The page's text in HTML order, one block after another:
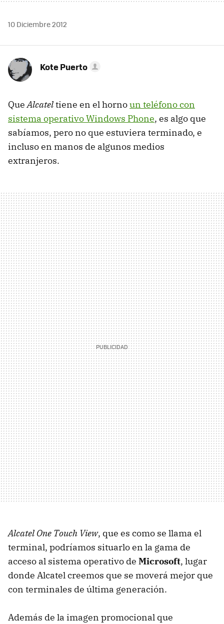
10 Diciembre 2012
Kote Puerto
QueAlcateltiene en el hornoun teléfono con
sistema operativo Windows Phone, es algo que
sabíamos, pero no que estuviera terminado, e
incluso en manos de algunos medios
extranjeros.
Alcatel One Touch View, que es como se llama el
terminal, podríamos situarlo en la gama de
acceso al sistema operativo de Microsoft, lugar
donde Alcatel creemos que se moverá mejor que
con terminales de última generación.
Además de la imagen promocional que